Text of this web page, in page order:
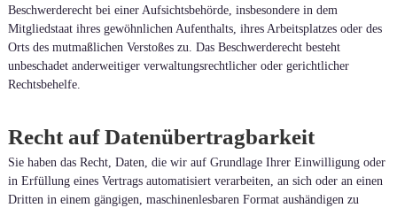
Beschwerderecht bei einer Aufsichtsbehörde, insbesondere in dem
Mitgliedstaat ihres gewöhnlichen Aufenthalts, ihres Arbeitsplatzes oder des
Orts des mutmaßlichen Verstoßes zu. Das Beschwerderecht besteht
unbeschadet anderweitiger verwaltungsrechtlicher oder gerichtlicher
Rechtsbehelfe.
Recht auf Datenübertragbarkeit
Sie haben das Recht, Daten, die wir auf Grundlage Ihrer Einwilligung oder
in Erfüllung eines Vertrags automatisiert verarbeiten, an sich oder an einen
Dritten in einem gängigen, maschinenlesbaren Format aushändigen zu